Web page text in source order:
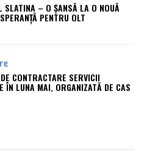
SLATINA – O ȘANSĂ LA O NOUĂ
PENTRU OLT
CONTRACTARE SERVICII
ÎN LUNA MAI, ORGANIZATĂ DE CAS